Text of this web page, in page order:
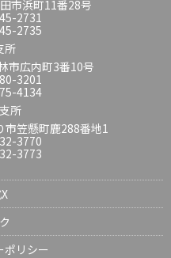
市浜町11番28号
2731
2735
所
市広内町3番10号
3201
4134
所
市笠懸町鹿288番地1
3770
3773
ポリシー